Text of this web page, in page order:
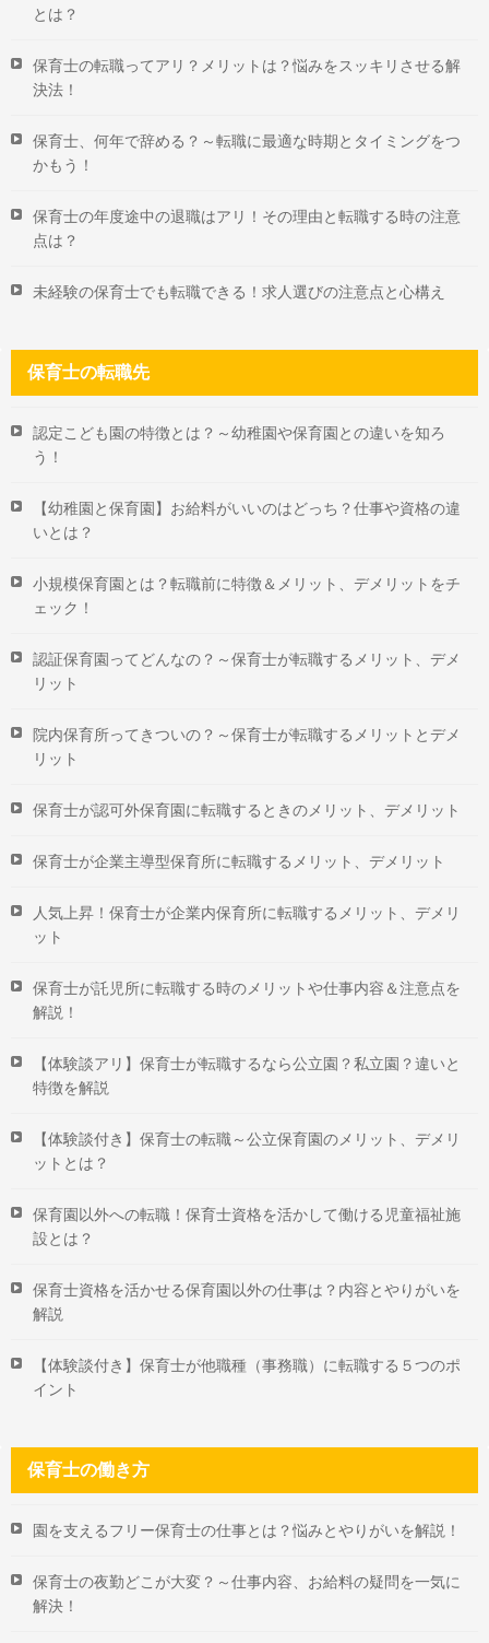
とは？
保育士の転職ってアリ？メリットは？悩みをスッキリさせる解
決法！
保育士、何年で辞める？～転職に最適な時期とタイミングをつ
かもう！
保育士の年度途中の退職はアリ！その理由と転職する時の注意
点は？
未経験の保育士でも転職できる！求人選びの注意点と心構え
保育士の転職先
認定こども園の特徴とは？～幼稚園や保育園との違いを知ろ
う！
【幼稚園と保育園】お給料がいいのはどっち？仕事や資格の違
いとは？
小規模保育園とは？転職前に特徴＆メリット、デメリットをチ
ェック！
認証保育園ってどんなの？～保育士が転職するメリット、デメ
リット
院内保育所ってきついの？～保育士が転職するメリットとデメ
リット
保育士が認可外保育園に転職するときのメリット、デメリット
保育士が企業主導型保育所に転職するメリット、デメリット
人気上昇！保育士が企業内保育所に転職するメリット、デメリ
ット
保育士が託児所に転職する時のメリットや仕事内容＆注意点を
解説！
【体験談アリ】保育士が転職するなら公立園？私立園？違いと
特徴を解説
【体験談付き】保育士の転職～公立保育園のメリット、デメリ
ットとは？
保育園以外への転職！保育士資格を活かして働ける児童福祉施
設とは？
保育士資格を活かせる保育園以外の仕事は？内容とやりがいを
解説
【体験談付き】保育士が他職種（事務職）に転職する５つのポ
イント
保育士の働き方
園を支えるフリー保育士の仕事とは？悩みとやりがいを解説！
保育士の夜勤どこが大変？～仕事内容、お給料の疑問を一気に
解決！